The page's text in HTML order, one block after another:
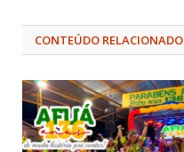
CONTEÚDO RELACIONADO